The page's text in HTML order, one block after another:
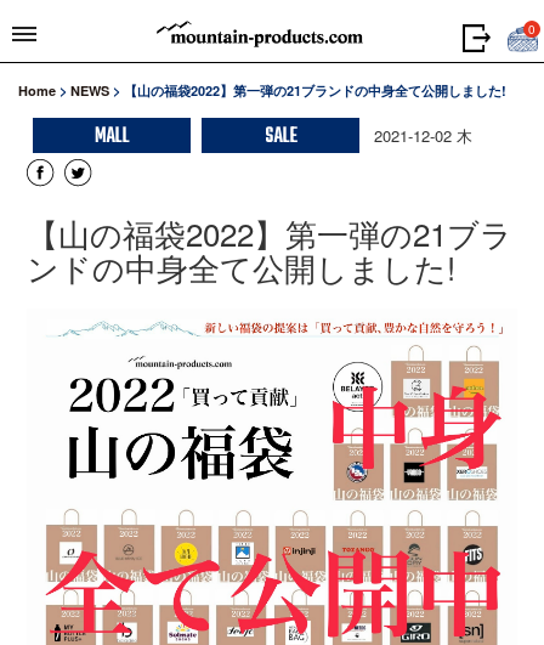
0
Home > NEWS > 【山の福袋2022】第一弾の21ブランドの中身全て公開しました!
MALL SALE 2021-12-02 木
【山の福袋2022】第一弾の21ブラ
ンドの中身全て公開しました!